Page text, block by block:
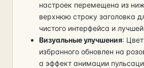
настроек перемещена из
верхнюю строку заголовка
чистого интерфейса и
Визуальные улучшения:
избранного обновлен на
а эффект анимации